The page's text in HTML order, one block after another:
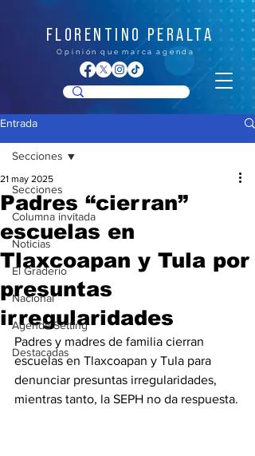
FLORENTINO PERALTA
O p i n i ó n q u e m a r c a a g e n d a
Entrada
Secciones
Columna invitada
Noticias
El Graderío
Nacional
Agenda Setting
Destacadas
Secciones
Padres “cierran”
escuelas en
Tlaxcoapan y Tula por
presuntas
irregularidades
21 may 2025
Padres y madres de familia cierran
escuelas en Tlaxcoapan y Tula para
denunciar presuntas irregularidades,
mientras tanto, la SEPH no da respuesta.